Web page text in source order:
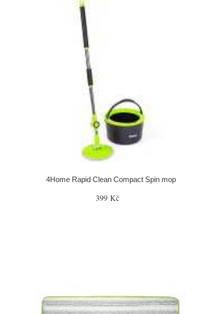
4Home Rapid Clean Compact Spin mop
399 Kč